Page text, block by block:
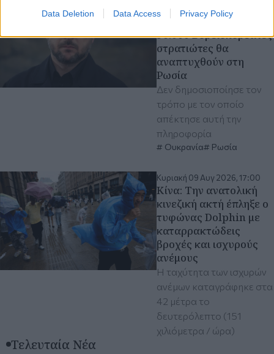
Data Deletion Data Access Privacy Policy
Ουκρανία - Ζελένσκι:
Περισσότεροι από
50.000 Βορειοκορεάτες
στρατιώτες θα
αναπτυχθούν στη
Ρωσία
Δεν δημοσιοποίησε τον
τρόπο με τον οποίο
απέκτησε αυτή την
πληροφορία
Ουκρανία Ρωσία
Κυριακή 09 Αυγ 2026, 17:00
Κίνα: Την ανατολική
κινεζική ακτή έπληξε ο
τυφώνας Dolphin με
καταρρακτώδεις
βροχές και ισχυρούς
ανέμους
Η ταχύτητα των ισχυρών
ανέμων καταγράφηκε στα
42 μέτρα το
δευτερόλεπτο (151
χιλιόμετρα / ώρα)
Τελευταία Νέα